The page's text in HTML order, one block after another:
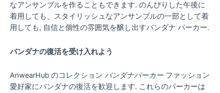
なアンサンブルを作ることもできます. のんびりした午後に
着用しても、スタイリッシュなアンサンブルの一部として着
用しても, 自信と個性の雰囲気を醸し出すバンダナ パーカー.
バンダナの復活を受け入れよう
AnwearHub のコレクション バンダナパーカー ファッション
愛好家にバンダナの復活を歓迎します. これらのパーカーは